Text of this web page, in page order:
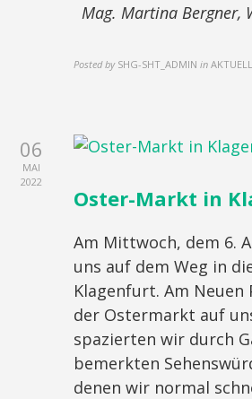
Mag. Martina Bergner,
Posted by SHG-SHT_ADMIN in
06
MAI
2022
Oster-Markt in
Am Mittwoch, dem 6.
uns auf dem Weg in
Klagenfurt. Am
der Ostermarkt auf
spazierten wir durch
bemerkten
denen wir normal